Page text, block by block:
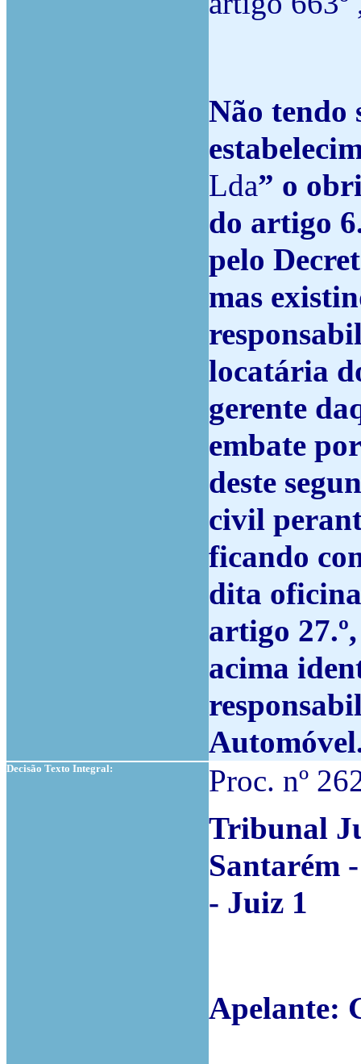
Não tendo
Lda” o
do artigo
pelo
mas
locatária
gerente
embate
deste
civil
ficando
dita
artigo
acima
Decisão Texto Integral:
Proc. nº
Tribunal
Santarém
- Juiz 1
Apelante: